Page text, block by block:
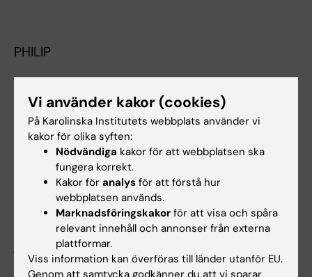
PHILIP
Det finns ingen helt vedertagen förklaring. Den
här sortens effekter kallas för haloeffekter,
som betyder helt enkelt när vi har fångat upp
någon god egenskap hos någon vi vill bedöma
så kan godheten i den egenskapen spilla över
till att vi antar att den personen har andra
goda egenskaper som inte är relaterade till
den första. Så till exempel om jag tycker att du
är attraktiv, vilket är en god egenskap, så kan
jag tänka mig att detta gör att du har andra
goda egenskaper, till exempel då att du är
Vi använder kakor (cookies)
På Karolinska Institutets webbplats använder vi
kakor för olika syften:
Nödvändiga kakor för att webbplatsen ska
fungera korrekt.
Kakor för analys för att förstå hur
webbplatsen används.
Marknadsföringskakor för att visa och spåra
relevant innehåll och annonser från externa
plattformar.
Viss information kan överföras till länder utanför EU.
Genom att samtycka godkänner du att vi sparar